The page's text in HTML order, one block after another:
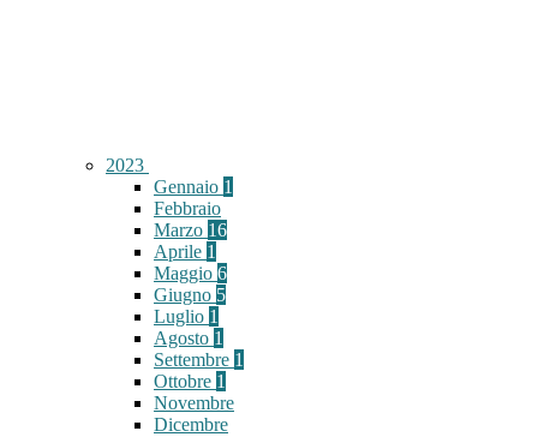
2023
Gennaio 1
Febbraio
Marzo 16
Aprile 1
Maggio 6
Giugno 5
Luglio 1
Agosto 1
Settembre 1
Ottobre 1
Novembre
Dicembre